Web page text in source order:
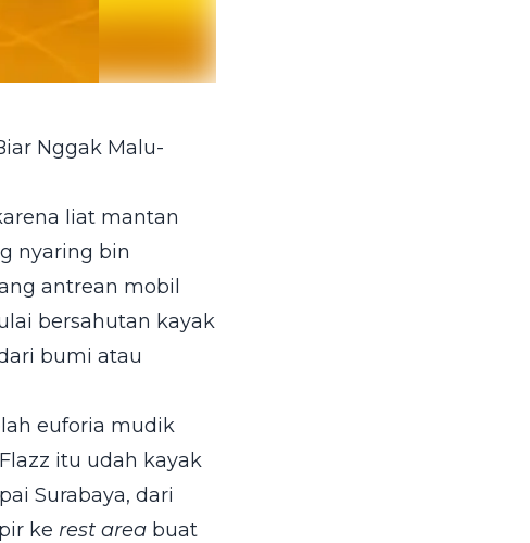
Nggak Malu-
liat mantan
nyaring bin
antrean mobil
bersahutan kayak
bumi atau
euforia mudik
itu udah kayak
Surabaya, dari
ke rest area buat